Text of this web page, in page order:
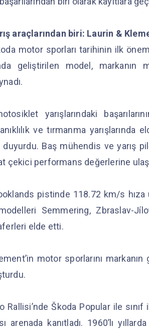
araçlarından biri: Laurin &
motor sporları tarihinin ilk
geliştirilen model, markanın
yarışlarındaki
ve tırmanma
duyurdu. Baş mühendis ve yarış
çekici performans değerlerine
pistinde 118.72 km/s hıza
Semmering, Zbraslav-
elde etti.
motor sporlarını
Rallisi’nde Škoda Popular ile sınıf
arenada kanıtladı. 1960’lı